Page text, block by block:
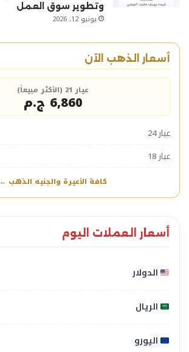
وتطوير سوق العمل
يونيو 12, 2026
أسعار الذهب الآن
عيار 21 (الأكثر مبيعاً)
6,860 ج.م
عيار 24
عيار 18
كافة الأعيرة والجنيه الذهب ←
أسعار العملات اليوم
الدولار
الريال
اليورو